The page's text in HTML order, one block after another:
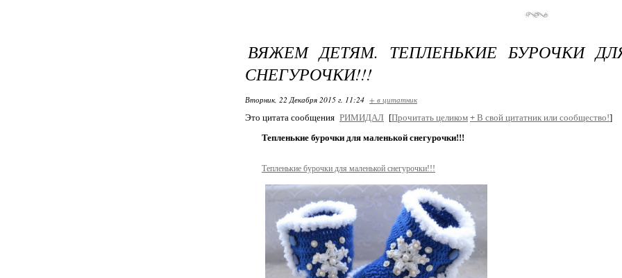
ВЯЖЕМ ДЕТЯМ. ТЕПЛЕНЬКИЕ БУРОЧКИ
СНЕГУРОЧКИ!!!
Вторник, 22 Декабря 2015 г. 11:24 + в цитатник
Это цитата сообщения РИМИДАЛ [Прочитать целиком + В свой цитатник или сообщество!]
Тепленькие бурочки для маленькой снегурочки!!!
Тепленькие бурочки для маленькой снегурочки!!!